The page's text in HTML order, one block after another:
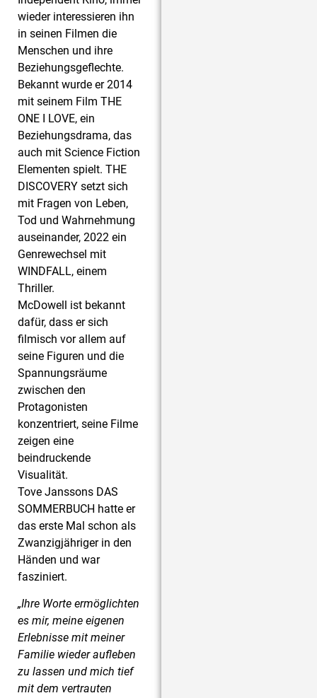
wieder interessieren ihn
in seinen Filmen die
Menschen und ihre
Beziehungsgeflechte.
Bekannt wurde er 2014
mit seinem Film THE
ONE I LOVE, ein
Beziehungsdrama, das
auch mit Science Fiction
Elementen spielt. THE
DISCOVERY setzt sich
mit Fragen von Leben,
Tod und Wahrnehmung
auseinander, 2022 ein
Genrewechsel mit
WINDFALL, einem
Thriller.
McDowell ist bekannt
dafür, dass er sich
filmisch vor allem auf
seine Figuren und die
Spannungsräume
zwischen den
Protagonisten
konzentriert, seine Filme
zeigen eine
beindruckende
Visualität.
Tove Janssons DAS
SOMMERBUCH hatte er
das erste Mal schon als
Zwanzigjähriger in den
Händen und war
fasziniert.
„Ihre Worte ermöglichten
es mir, meine eigenen
Erlebnisse mit meiner
Familie wieder aufleben
zu lassen und mich tief
mit dem vertrauten